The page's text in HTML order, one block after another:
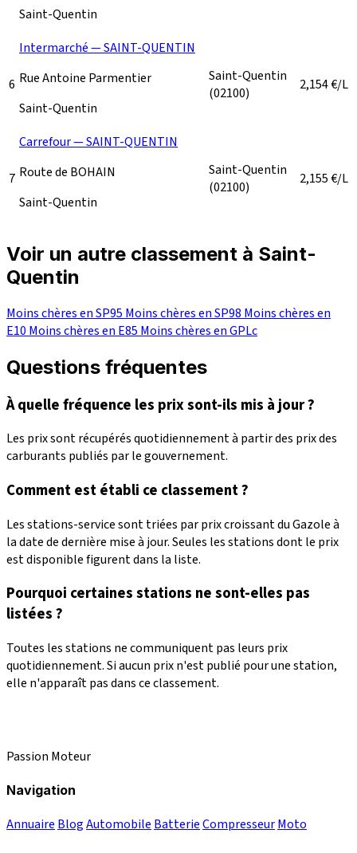
Saint-Quentin
6
Intermarché — SAINT-QUENTIN
Rue Antoine Parmentier
Saint-Quentin
Saint-Quentin
(02100)
2,154€/L
7
Carrefour — SAINT-QUENTIN
Route de BOHAIN
Saint-Quentin
Saint-Quentin
(02100)
2,155€/L
Voir un autre classement à Saint-
Quentin
Moins chères en SP95 Moins chères en SP98 Moins chères en
E10 Moins chères en E85 Moins chères en GPLc
Questions fréquentes
À quelle fréquence les prix sont-ils mis à jour ?
Les prix sont récupérés quotidiennement à partir des prix des
carburants publiés par le gouvernement.
Comment est établi ce classement ?
Les stations-service sont triées par prix croissant du Gazole à
la date de dernière mise à jour. Seules les stations dont le prix
est disponible figurent dans la liste.
Pourquoi certaines stations ne sont-elles pas
listées ?
Toutes les stations ne communiquent pas leurs prix
quotidiennement. Si aucun prix n'est publié pour une station,
elle n'apparaît pas dans ce classement.
Passion Moteur
Navigation
Annuaire BlogAutomobile BatterieCompresseurMoto